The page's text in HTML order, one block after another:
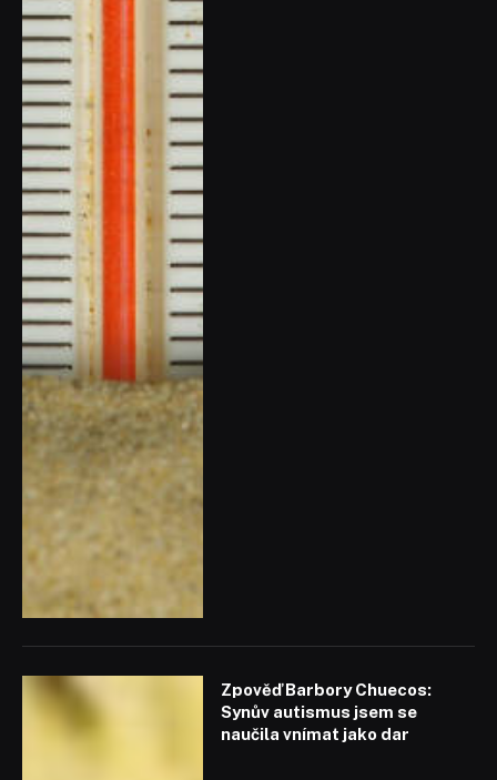
Zpověď Barbory Chuecos:
Synův autismus jsem se
naučila vnímat jako dar